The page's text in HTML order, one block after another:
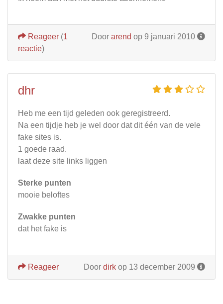
Door arend op 9 januari 2010
Reageer (1
reactie)
dhr
Heb me een tijd geleden ook geregistreerd.
Na een tijdje heb je wel door dat dit één van de vele
fake sites is.
1 goede raad.
laat deze site links liggen
Sterke punten
mooie beloftes
Zwakke punten
dat het fake is
Door dirk op 13 december 2009
Reageer